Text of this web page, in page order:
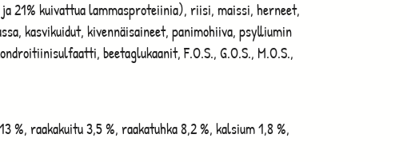
21% kuivattua lammasproteiinia), riisi, maissi, herneet,
kasvikuidut, kivennäisaineet, panimohiiva, psylliumin
beetaglukaanit, F.O.S., G.O.S., M.O.S.,
%, raakakuitu 3,5 %, raakatuhka 8,2 %, kalsium 1,8 %,